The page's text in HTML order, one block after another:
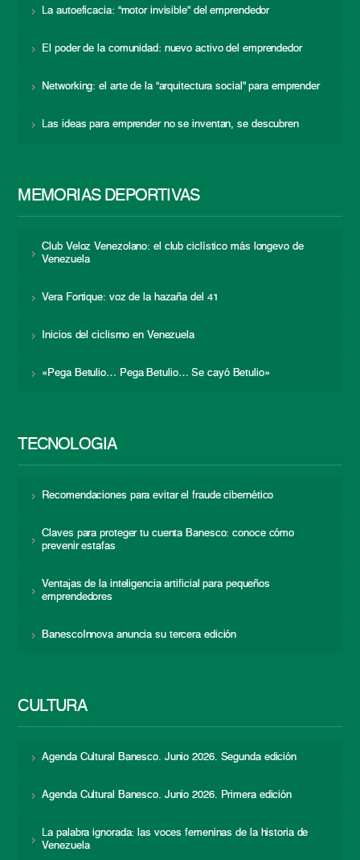
La autoeficacia: “motor invisible” del emprendedor
El poder de la comunidad: nuevo activo del emprendedor
Networking: el arte de la “arquitectura social” para emprender
Las ideas para emprender no se inventan, se descubren
MEMORIAS DEPORTIVAS
Club Veloz Venezolano: el club ciclístico más longevo de
Venezuela
Vera Fortique: voz de la hazaña del 41
Inicios del ciclismo en Venezuela
«Pega Betulio… Pega Betulio… Se cayó Betulio»
TECNOLOGÍA
Recomendaciones para evitar el fraude cibernético
Claves para proteger tu cuenta Banesco: conoce cómo
prevenir estafas
Ventajas de la inteligencia artificial para pequeños
emprendedores
BanescoInnova anuncia su tercera edición
CULTURA
Agenda Cultural Banesco. Junio 2026. Segunda edición
Agenda Cultural Banesco. Junio 2026. Primera edición
La palabra ignorada: las voces femeninas de la historia de
Venezuela